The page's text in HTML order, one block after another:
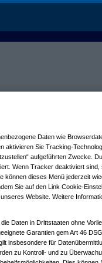
Daten wie
aktivieren Sie Tracking-
aufgeführten Zwecke.
Wenn Tracker deaktiviert sind,
können dieses Menü jederzeit
Sie auf den Link Cookie-
Website. Weitere
Daten in Drittstaaten ohne
Garantien gem Art 46
insbesondere für
zu Kontroll- und zu